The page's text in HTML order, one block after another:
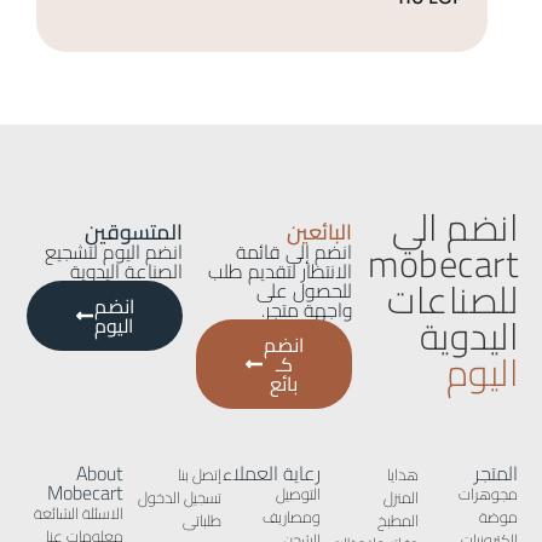
انضم الي
mobecart
للصناعات
اليدوية
اليوم
البائعين
انضم إلى قائمة
الانتظار لتقديم طلب
للحصول على
واجهة متجر.
انضم
كـ
بائع
المتسوقين
انضم اليوم لتشجيع
الصناعة اليدوية
انضم
اليوم
المتجر
مجوهرات
موضة
هدايا
المنزل
المطبخ
رعاية العملاء
التوصيل
ومصاريف
إتصل بنا
تسجيل الدخول
طلباتى
About
Mobecart
الاسئلة الشائعة
معلومات عنا